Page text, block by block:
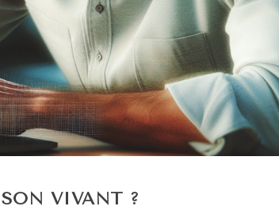
SON VIVANT ?